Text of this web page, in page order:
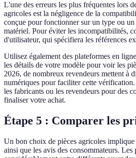
L'une des erreurs les plus fréquentes lors
agricoles est la négligence de la
conçue pour fonctionner sur un type ou
matériel. Pour éviter les incompatibilités,
d'utilisateur, qui spécifiera les références
Utilisez également des plateformes en
les détails de votre modèle pour voir les
2026, de nombreux revendeurs mettent à
numériques pour faciliter cette
les fabricants ou les revendeurs pour des
finaliser votre achat.
Étape 5 : Comparer les
Un bon choix de pièces agricoles
ainsi que les avis des consommateurs.